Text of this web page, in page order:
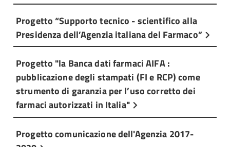
Progetto “Supporto tecnico - scientifico alla
Presidenza dell’Agenzia italiana del Farmaco”
Progetto "la Banca dati farmaci AIFA :
pubblicazione degli stampati (FI e RCP) come
strumento di garanzia per l’uso corretto dei
farmaci autorizzati in Italia"
Progetto comunicazione dell'Agenzia 2017-